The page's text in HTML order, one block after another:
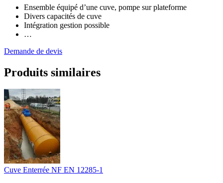
Ensemble équipé d’une cuve, pompe sur plateforme
Divers capacités de cuve
Intégration gestion possible
…
Demande de devis
Produits similaires
Cuve Enterrée NF EN 12285-1